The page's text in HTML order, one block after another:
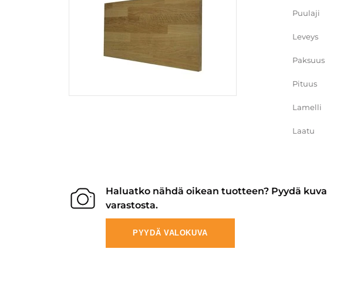
Puulaji
Leveys
Paksuus
Pituus
Lamelli
Laatu
Haluatko nähdä oikean tuotteen? Pyydä kuva
varastosta.
PYYDÄ VALOKUVA